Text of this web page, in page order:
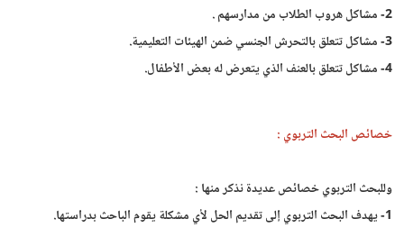
2- مشاكل هروب الطلاب من مدارسهم .
3- مشاكل تتعلق بالتحرش الجنسي ضمن الهيئات التعليمية.
4- مشاكل تتعلق بالعنف الذي يتعرض له بعض الأطفال.
خصائص البحث التربوي :
وللبحث التربوي خصائص عديدة نذكر منها :
1- يهدف البحث التربوي إلى تقديم الحل لأي مشكلة يقوم الباحث بدراستها.